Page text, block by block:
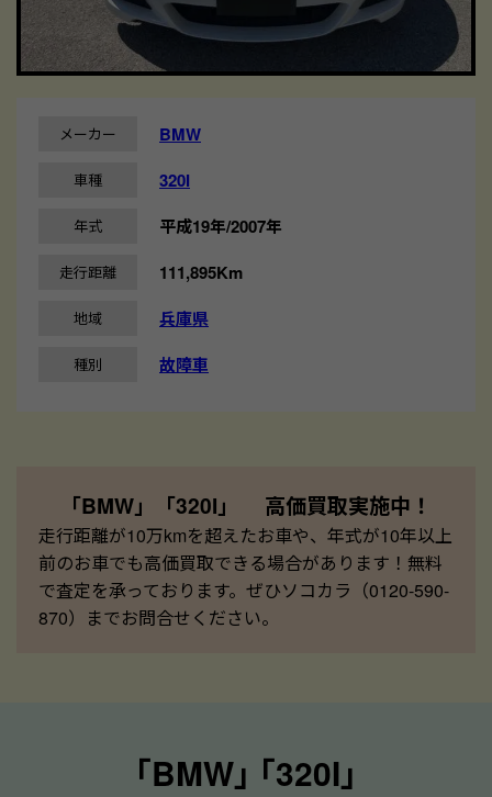
メーカー BMW
車種 320I
年式 平成19年/2007年
走行距離 111,895Km
地域 兵庫県
種別 故障車
「BMW」「320I」 高価買取実施中！
走行距離が10万kmを超えたお車や、年式が10年以上
前のお車でも高価買取できる場合があります！無料
で査定を承っております。ぜひソコカラ（0120-590-
870）までお問合せください。
｢BMW｣ ｢320I｣